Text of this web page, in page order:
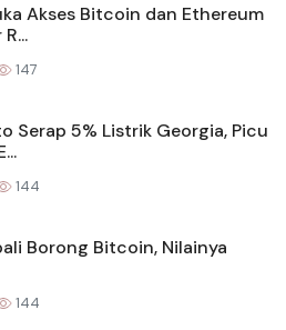
Akses Bitcoin dan Ethereum
147
Serap 5% Listrik Georgia, Picu
144
Borong Bitcoin, Nilainya
144